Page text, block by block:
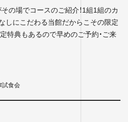
の場でコースのご紹介！1組1組のカ
しにこだわる当館だからこその限定
特典もあるので早めのご予約・ご来
試食会